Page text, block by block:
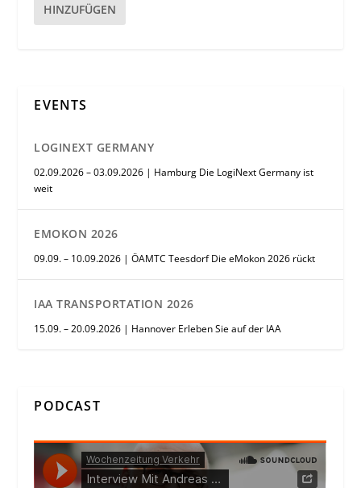
HINZUFÜGEN
EVENTS
LOGINEXT GERMANY
02.09.2026 – 03.09.2026 | Hamburg Die LogiNext Germany ist
weit
EMOKON 2026
09.09. – 10.09.2026 | ÖAMTC Teesdorf Die eMokon 2026 rückt
IAA TRANSPORTATION 2026
15.09. – 20.09.2026 | Hannover Erleben Sie auf der IAA
PODCAST